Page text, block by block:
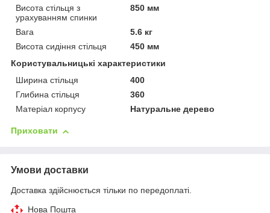
Висота стільця з
урахуванням спинки
850 мм
Вага
5.6 кг
Висота сидіння стільця
450 мм
Користувальницькі характеристики
Ширина стільця
400
Глибина стільця
360
Матеріал корпусу
Натуральне дерево
Приховати
Умови доставки
Доставка здійснюється тільки по передоплаті.
Нова Пошта